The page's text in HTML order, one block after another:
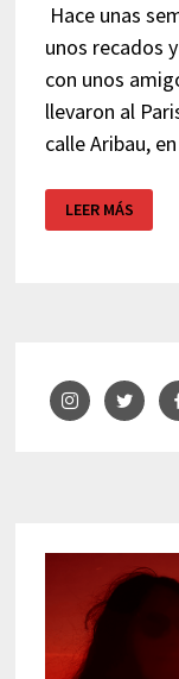
Hace unas
unos recados
con unos
llevaron al
calle Aribau,
PARISSI
BISTROT
–
LEER MÁS